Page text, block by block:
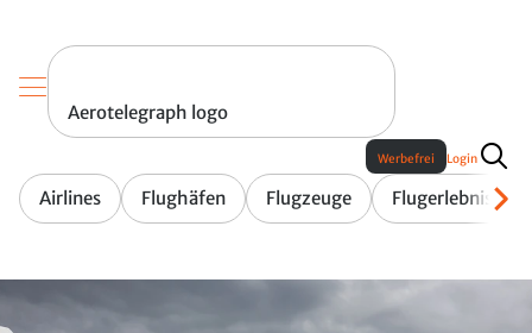
Aerotelegraph logo
Airlines Flughäfen Flugzeuge Flugerlebnis
Werbefrei Login